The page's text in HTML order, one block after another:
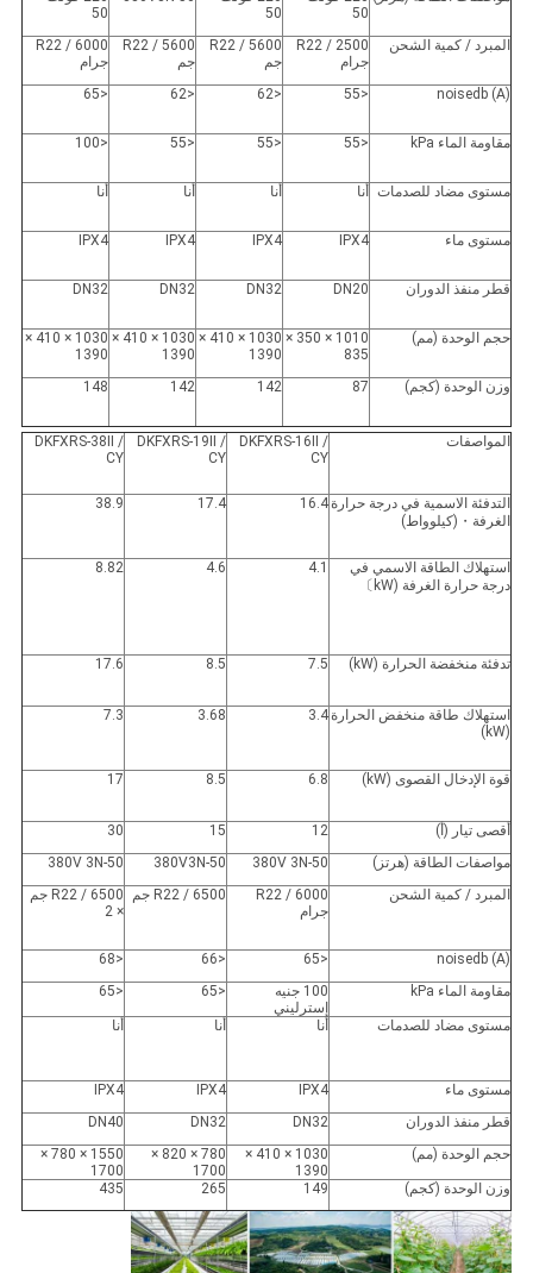
50
50
50
المبرد / كمية الشحن
R22 / 2500
جرام
R22 / 5600
جم
R22 / 5600
جم
R22 / 6000
جرام
noisedb (A)
<55
<62
<62
<65
مقاومة الماء kPa <55
<
55
<
55
<
100
مستوى مضاد للصدمات أنا أنا أنا أنا
مستوى ماء IPX4
IPX4
IPX4
IPX4
قطر منفذ الدوران DN20
DN32
DN32
DN32
حجم الوحدة (مم)
1010 × 350 ×
835
1030 × 410 ×
1390
1030 × 410 ×
1390
1030 × 410 ×
1390
وزن الوحدة (كجم)
87
142
142
148
المواصفات
DKFXRS-16II /
CY
DKFXRS-19II /
CY
DKFXRS-38II /
CY
التدفئة الاسمية في درجة حرارة
الغرفة ・ (كيلوواط)
16.4
17.4
38.9
استهلاك الطاقة الاسمي في
درجة حرارة الغرفة (kW
〕
4.1
4.6
8.82
تدفئة منخفضة الحرارة (kW) 7.5
8.5
17.6
استهلاك طاقة منخفض الحرارة
(kW)
3.4
3.68
7.3
قوة الإدخال القصوى (kW) 6.8
8.5
17
أقصى تيار (أ) 12
15
30
مواصفات الطاقة (هرتز)
380V 3N-50
380V3N-50
380V 3N-50
المبرد / كمية الشحن
R22 / 6000
جرام
R22 / 6500 جم
R22 / 6500 جم
× 2
noisedb (A)
<65
<66
<68
مقاومة الماء kPa
100 جنيه
إسترليني
<
65
<65
مستوى مضاد للصدمات أنا أنا أنا
مستوى ماء IPX4
IPX4
IPX4
قطر منفذ الدوران
DN32
DN32
DN40
حجم الوحدة (مم)
1030 × 410 ×
1390
780 × 820 ×
1700
1550 × 780 ×
1700
وزن الوحدة (كجم)
149
265
435